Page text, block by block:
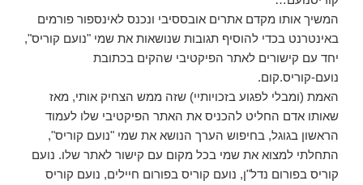
המשיך אותו מקדם אתרים אובססיבי ונכנס לאינספור פורמים
באינטרנט בכדי להוסיף תגובות שנושאות את שמי "נועם קוריס",
יחד עם קישורים לאתר הפיקטיבי שהקים בכתובת
נועם-קוריס.קום.
האמת (ומבלי לפגוע בזכויותיי) שזה ממש הצחיק אותי, מאז
שאותו אדם החליט להכניס את האתר הפיקטיבי שלו לעמוד
הראשון בגוגל, בחיפוש הערך הנושא את שמי "נועם קוריס",
התחלתי למצוא את שמי בכל מקום עם קישור לאתר שלו. נועם
קוריס בפורום נדל"ן, נועם קוריס בפורום חיילים, נועם קוריס